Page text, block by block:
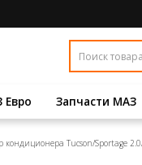
Евро Запчасти МАЗ
кондиционера Tucson/Sportage